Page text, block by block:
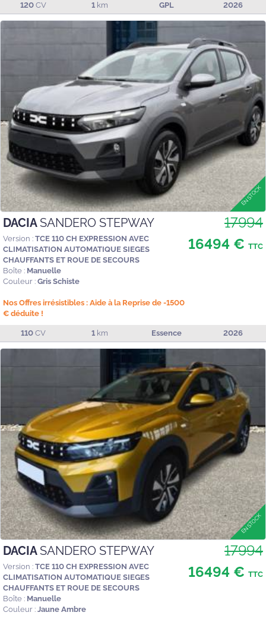
120 CV 1 km GPL 2026
DACIASANDERO STEPWAY
Version : TCE 110 CH EXPRESSION AVEC
CLIMATISATION AUTOMATIQUE SIEGES
CHAUFFANTS ET ROUE DE SECOURS
Boîte : Manuelle
Couleur : Gris Schiste
Nos Offres irrésistibles : Aide à la Reprise de -1500
€ déduite !
17994
16494 € TTC
110 CV 1 km Essence 2026
DACIASANDERO STEPWAY
Version : TCE 110 CH EXPRESSION AVEC
CLIMATISATION AUTOMATIQUE SIEGES
CHAUFFANTS ET ROUE DE SECOURS
Boîte : Manuelle
Couleur : Jaune Ambre
17994
16494 € TTC